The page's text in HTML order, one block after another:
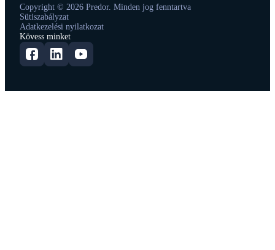
Copyright © 2026 Predor. Minden jog fenntartva
Sütiszabályzat
Adatkezelési nyilatkozat
Kövess minket